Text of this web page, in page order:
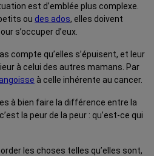
est d’emblée plus complexe.
ou des ados, elles doivent
s’occuper d’eux.
compte qu’elles s’épuisent, et leur
à celui des autres mamans. Par
angoisse à celle inhérente au cancer.
à bien faire la différence entre la
la peur de la peur : qu’est-ce qui
les choses telles qu’elles sont,